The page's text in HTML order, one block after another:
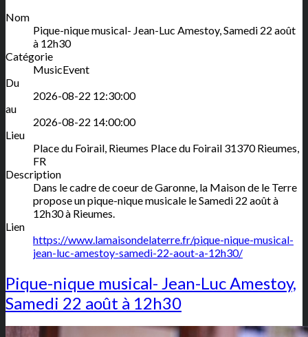
Nom
Pique-nique musical- Jean-Luc Amestoy, Samedi 22 août
à 12h30
Catégorie
MusicEvent
Du
2026-08-22 12:30:00
au
2026-08-22 14:00:00
Lieu
Place du Foirail, Rieumes Place du Foirail 31370 Rieumes
FR
Description
Dans le cadre de coeur de Garonne, la Maison de le Terre
propose un pique-nique musicale le Samedi 22 août à
12h30 à Rieumes.
Lien
https://www.lamaisondelaterre.fr/pique-nique-musical-
jean-luc-amestoy-samedi-22-aout-a-12h30/
Pique-nique musical- Jean-Luc Amestoy,
Samedi 22 août à 12h30